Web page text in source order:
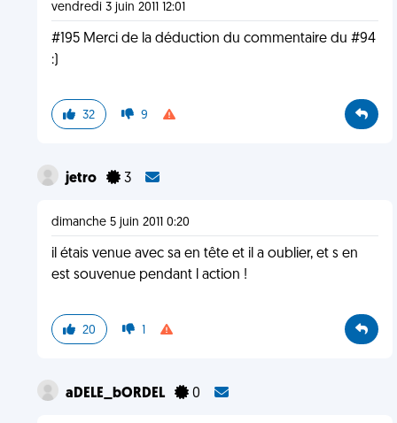
vendredi 3 juin 2011 12:01
#195 Merci de la déduction du commentaire du #94
:)
32 9
jetro 3
dimanche 5 juin 2011 0:20
il étais venue avec sa en tête et il a oublier, et s en
est souvenue pendant l action !
20 1
aDELE_bORDEL 0